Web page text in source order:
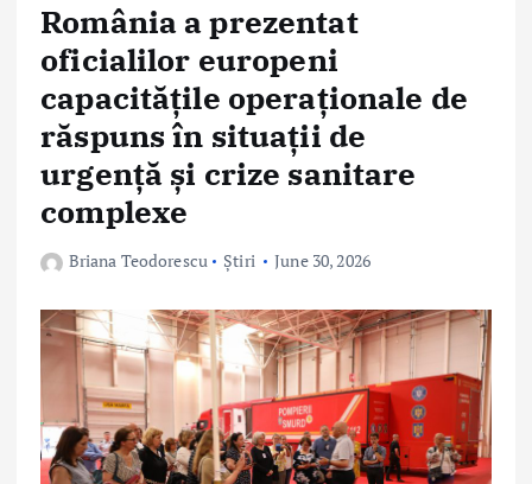
România a prezentat
oficialilor europeni
capacitățile operaționale de
răspuns în situații de
urgență și crize sanitare
complexe
Briana Teodorescu Știri June 30, 2026